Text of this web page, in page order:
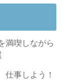
満喫しながら
仕事しよう！